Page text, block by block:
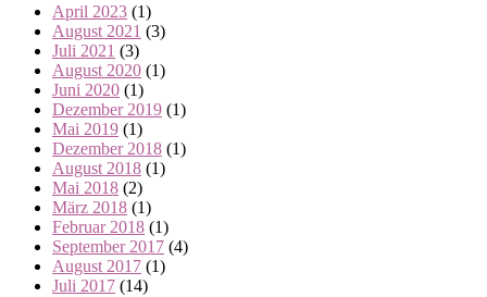
April 2023 (1)
August 2021 (3)
Juli 2021 (3)
August 2020 (1)
Juni 2020 (1)
Dezember 2019 (1)
Mai 2019 (1)
Dezember 2018 (1)
August 2018 (1)
Mai 2018 (2)
März 2018 (1)
Februar 2018 (1)
September 2017 (4)
August 2017 (1)
Juli 2017 (14)